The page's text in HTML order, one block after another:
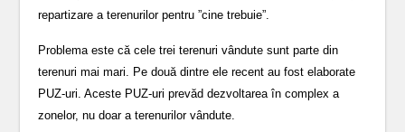
repartizare a terenurilor pentru ”cine trebuie”.
Problema este că cele trei terenuri vândute sunt parte din
terenuri mai mari. Pe două dintre ele recent au fost elaborate
PUZ-uri. Aceste PUZ-uri prevăd dezvoltarea în complex a
zonelor, nu doar a terenurilor vândute.